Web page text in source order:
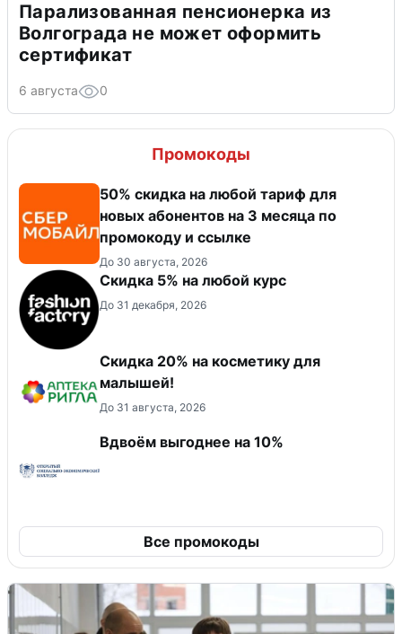
Парализованная пенсионерка из
Волгограда не может оформить
сертификат
6 августа 0
Промокоды
50% скидка на любой тариф для
новых абонентов на 3 месяца по
промокоду и ссылке
До 30 августа, 2026
Скидка 5% на любой курс
До 31 декабря, 2026
Скидка 20% на косметику для
малышей!
До 31 августа, 2026
Вдвоём выгоднее на 10%
Все промокоды